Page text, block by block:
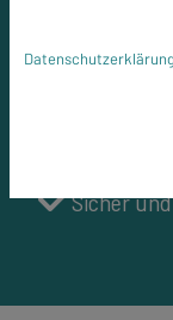
Sicher
Datenschutzerklärung